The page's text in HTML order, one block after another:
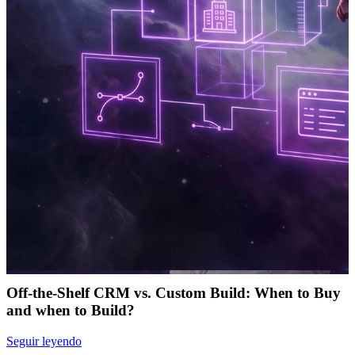
Off-the-Shelf CRM vs. Custom Build: When to Buy
and when to Build?
Seguir leyendo